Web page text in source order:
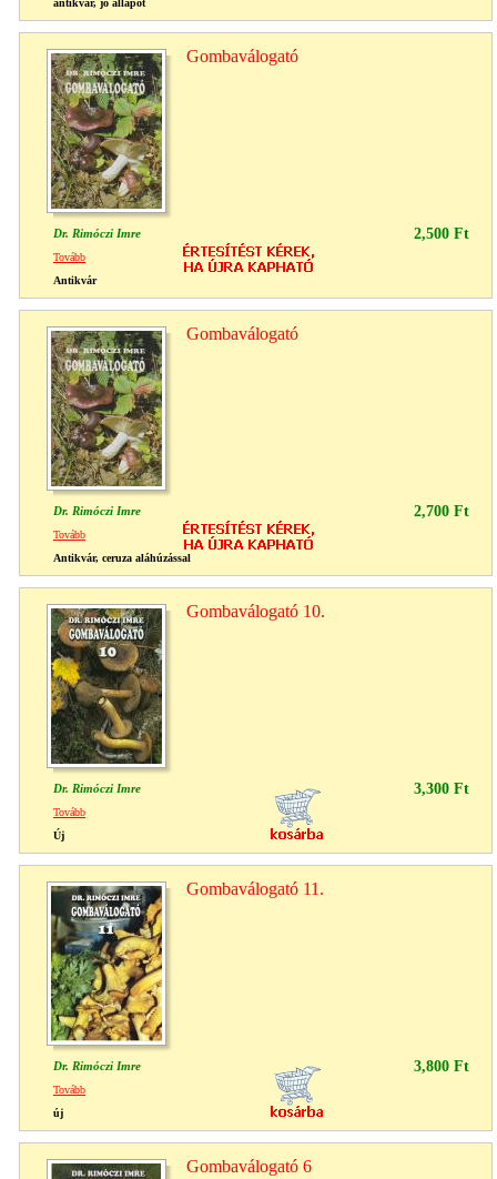
Gombaválogató
Dr. Rimóczi Imre 2,500 Ft
Tovább
Antikvár
Gombaválogató
Dr. Rimóczi Imre 2,700 Ft
Tovább
Antikvár, ceruza aláhúzással
Gombaválogató 10.
Dr. Rimóczi Imre 3,300 Ft
Tovább
Új
Gombaválogató 11.
Dr. Rimóczi Imre 3,800 Ft
Tovább
új
Gombaválogató 6